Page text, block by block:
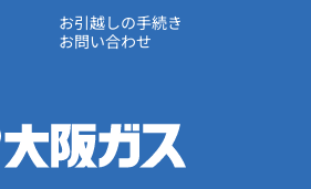
お引越しの手続き
お問い合わせ